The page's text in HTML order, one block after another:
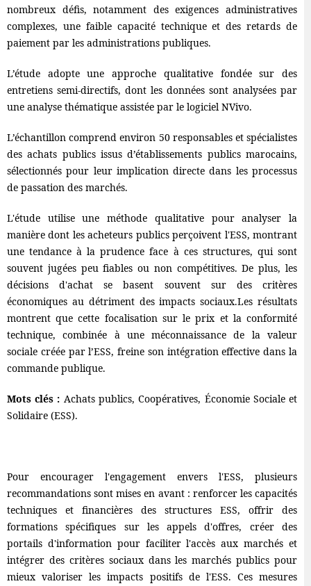
nombreux défis, notamment des exigences administratives
complexes, une faible capacité technique et des retards de
paiement par les administrations publiques.
L’étude adopte une approche qualitative fondée sur des
entretiens semi-directifs, dont les données sont analysées par
une analyse thématique assistée par le logiciel NVivo.
L’échantillon comprend environ 50 responsables et spécialistes
des achats publics issus d’établissements publics marocains,
sélectionnés pour leur implication directe dans les processus
de passation des marchés.
L'étude utilise une méthode qualitative pour analyser la
manière dont les acheteurs publics perçoivent l'ESS, montrant
une tendance à la prudence face à ces structures, qui sont
souvent jugées peu fiables ou non compétitives. De plus, les
décisions d'achat se basent souvent sur des critères
économiques au détriment des impacts sociaux.Les résultats
montrent que cette focalisation sur le prix et la conformité
technique, combinée à une méconnaissance de la valeur
sociale créée par l’ESS, freine son intégration effective dans la
commande publique.
Mots clés : Achats publics, Coopératives, Économie Sociale et
Solidaire (ESS).
Pour encourager l'engagement envers l'ESS, plusieurs
recommandations sont mises en avant : renforcer les capacités
techniques et financières des structures ESS, offrir des
formations spécifiques sur les appels d'offres, créer des
portails d'information pour faciliter l'accès aux marchés et
intégrer des critères sociaux dans les marchés publics pour
mieux valoriser les impacts positifs de l'ESS. Ces mesures